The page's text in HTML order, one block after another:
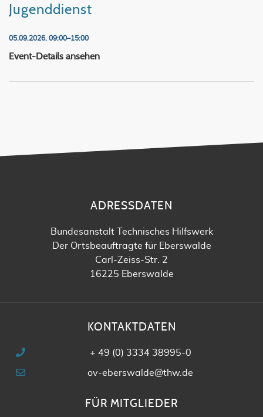
Jugenddienst
05.09.2026, 09:00–15:00
Event-Details ansehenJugenddienst
ADRESSDATEN
Bundesanstalt Technisches Hilfswerk
Der Ortsbeauftragte für Eberswalde
Carl-Zeiss-Str. 2
16225 Eberswalde
KONTAKTDATEN
+ 49 (0) 3334 38995-0
ov-eberswalde@thw.de
FÜR MITGLIEDER